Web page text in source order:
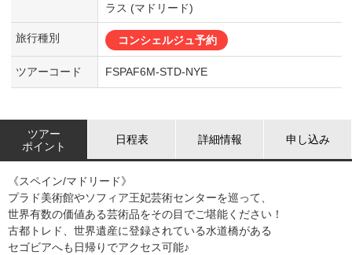
ラス (マドリード)
旅行種別 コンシェルジュ予約
ツアーコード FSPAF6M-STD-NYE
ツアー
ポイント
日程表 詳細情報 申し込み
《スペイン/マドリード》
プラド美術館やソフィア王妃芸術センターを巡って、
世界有数の価値ある芸術品をその目でご堪能ください！
古都トレド、世界遺産に登録されている水道橋がある
セゴビアへも日帰りでアクセス可能♪